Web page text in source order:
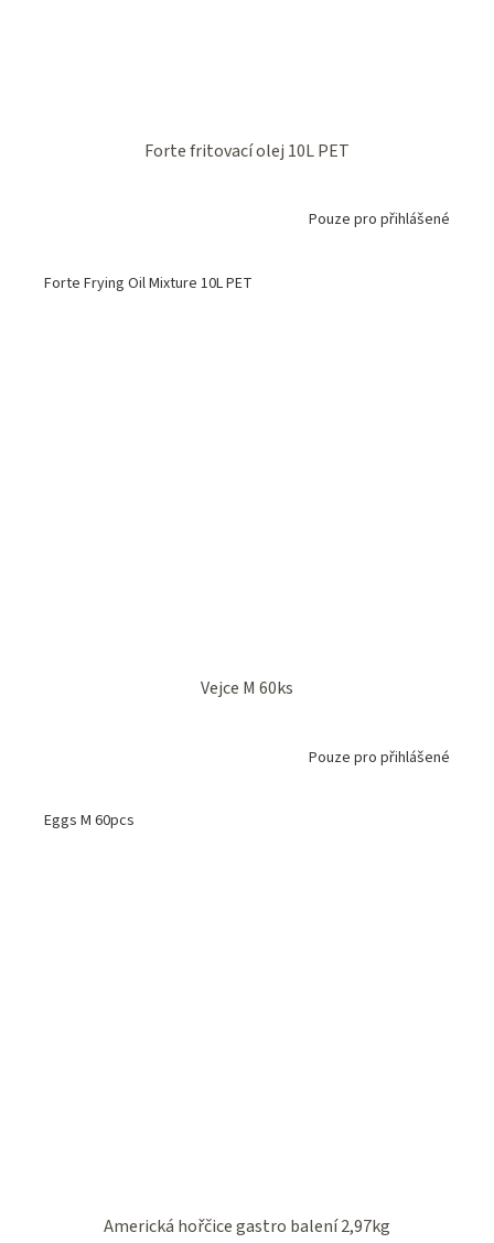
Forte fritovací olej 10L PET
Pouze pro přihlášené
Forte Frying Oil Mixture 10L PET
Vejce M 60ks
Pouze pro přihlášené
Eggs M 60pcs
Americká hořčice gastro balení 2,97kg